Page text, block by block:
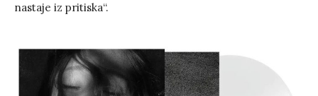
nastaje iz pritiska“.